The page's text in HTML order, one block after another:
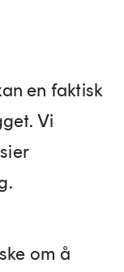
en faktisk
Vi
om å